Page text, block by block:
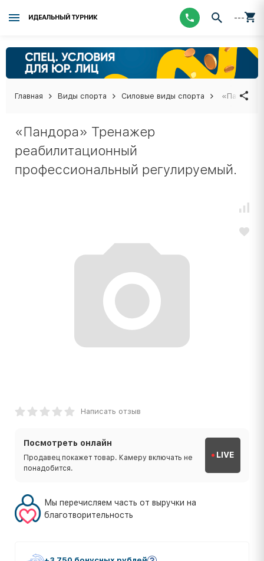
ИДЕАЛЬНЫЙ ТУРНИК ---
Главная Виды спорта Силовые виды спорта
«Пандора» Тренажер
реабилитационный
профессиональный регулируемый.
Написать отзыв
Посмотреть онлайн
Продавец покажет товар. Камеру включать не
понадобится.
LIVE
Мы перечисляем часть от выручки на
благотворительность